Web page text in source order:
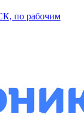
по рабочим